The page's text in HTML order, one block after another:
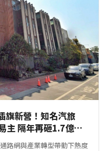
旗新營！知名汽旅
主 隔年再砸1.7億買
路網與產業轉型帶動下熱度